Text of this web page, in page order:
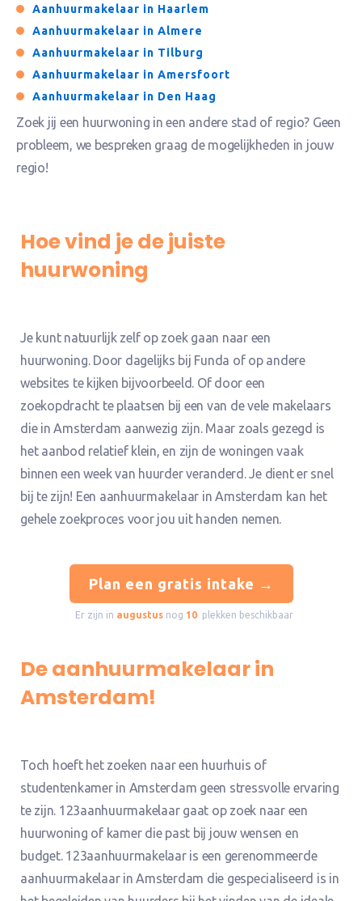
Aanhuurmakelaar in Haarlem
Aanhuurmakelaar in Almere
Aanhuurmakelaar in Tilburg
Aanhuurmakelaar in Amersfoort
Aanhuurmakelaar in Den Haag
Zoek jij een huurwoning in een andere stad of regio? Geen
probleem, we bespreken graag de mogelijkheden in jouw
regio!
Hoe vind je de juiste
huurwoning
Je kunt natuurlijk zelf op zoek gaan naar een
huurwoning. Door dagelijks bij Funda of op andere
websites te kijken bijvoorbeeld. Of door een
zoekopdracht te plaatsen bij een van de vele makelaars
die in Amsterdam aanwezig zijn. Maar zoals gezegd is
het aanbod relatief klein, en zijn de woningen vaak
binnen een week van huurder veranderd. Je dient er snel
bij te zijn! Een aanhuurmakelaar in Amsterdam kan het
gehele zoekproces voor jou uit handen nemen.
Plan een gratis intake →
Er zijn in augustus nog 10 plekken beschikbaar
De aanhuurmakelaar in
Amsterdam!
Toch hoeft het zoeken naar een huurhuis of
studentenkamer in Amsterdam geen stressvolle ervaring
te zijn. 123aanhuurmakelaar gaat op zoek naar een
huurwoning of kamer die past bij jouw wensen en
budget. 123aanhuurmakelaar is een gerenommeerde
aanhuurmakelaar in Amsterdam die gespecialiseerd is in